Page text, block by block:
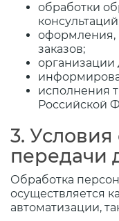
обработки
оформления,
заказов;
организации
исполнения
Российской
3.
передачи
Обработка
осуществляется
автоматизации,